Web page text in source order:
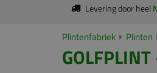
Levering door heel
Plintenfabriek Plinten